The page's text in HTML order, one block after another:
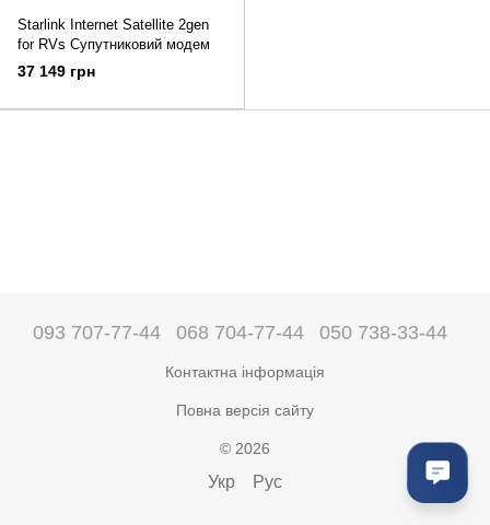
Starlink Internet Satellite 2gen
for RVs Супутниковий модем
37 149 грн
093 707-77-44 068 704-77-44 050 738-33-44
Контактна інформація
Повна версія сайту
© 2026
Укр Рус